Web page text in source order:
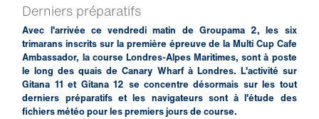
Derniers préparatifs
Avec l'arrivée ce vendredi matin de Groupama 2, les six
trimarans inscrits sur la première épreuve de la Multi Cup Cafe
Ambassador, la course Londres-Alpes Maritimes, sont à poste
le long des quais de Canary Wharf à Londres. L'activité sur
Gitana 11 et Gitana 12 se concentre désormais sur les tout
derniers préparatifs et les navigateurs sont à l'étude des
fichiers météo pour les premiers jours de course.